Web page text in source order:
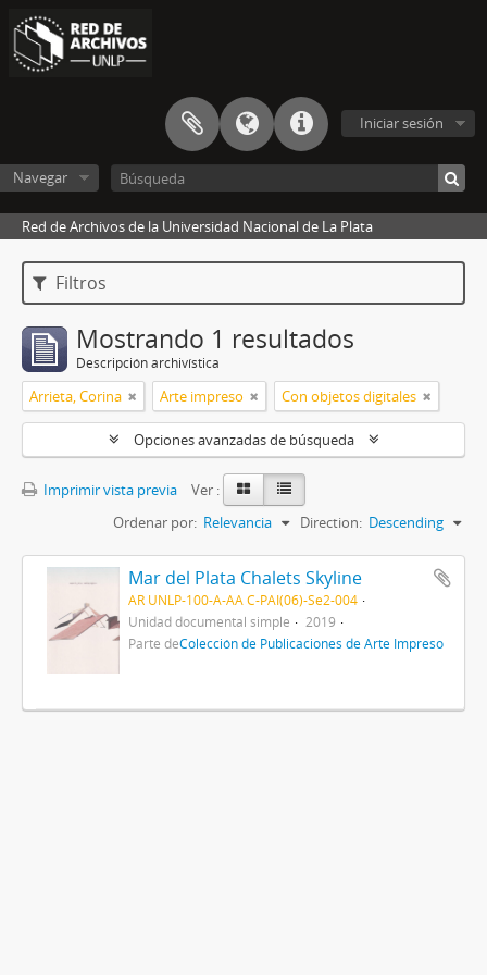
Iniciar sesión
Navegar
Red de Archivos de la Universidad Nacional de La Plata
Filtros
Mostrando 1 resultados
Descripción archivística
Arrieta, Corina Arte impreso Con objetos digitales
Opciones avanzadas de búsqueda
Imprimir vista previa
Ver :
Ordenar por: Relevancia Direction: Descending
Mar del Plata Chalets Skyline
AR UNLP-100-A-AA C-PAI(06)-Se2-004
Unidad documental simple
2019
Parte deColección de Publicaciones de Arte Impreso